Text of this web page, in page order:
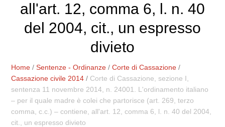
all'art. 12, comma 6, l. n. 40
del 2004, cit., un espresso
divieto
Home /Sentenze - Ordinanze /Corte di Cassazione /
Cassazione civile 2014 / Corte di Cassazione, sezione I,
sentenza 11 novembre 2014, n. 24001. L'ordinamento italiano
– per il quale madre è colei che partorisce (art. 269, terzo
comma, c.c.) – contiene, all'art. 12, comma 6, l. n. 40 del 2004,
cit., un espresso divieto